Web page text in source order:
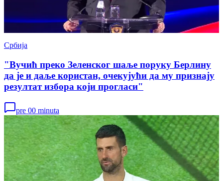
Србија
"Вучић преко Зеленског шаље поруку Берлину
да је и даље користан, очекујући да му признају
резултат избора који прогласи"
pre 00 minuta